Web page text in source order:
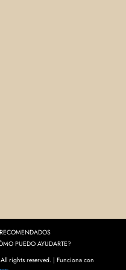
PUEDO AYUDARTE?
rights reserved. | Funciona con